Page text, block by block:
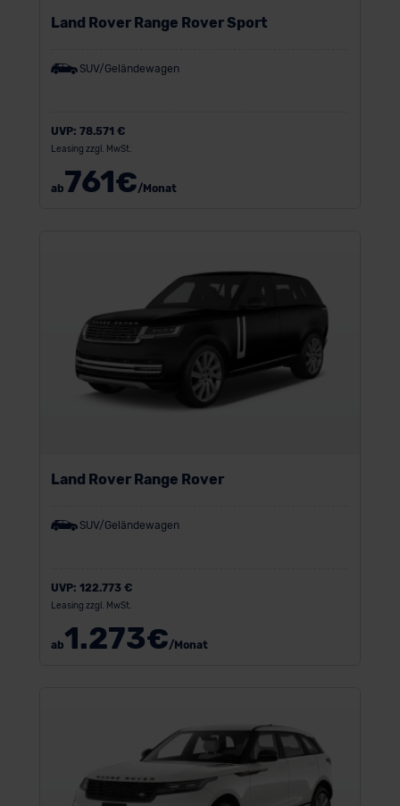
Land Rover Range Rover Sport
SUV/Geländewagen
UVP: 78.571 €
Leasing zzgl. MwSt.
ab761€/Monat
Land Rover Range Rover
SUV/Geländewagen
UVP: 122.773 €
Leasing zzgl. MwSt.
ab1.273€/Monat